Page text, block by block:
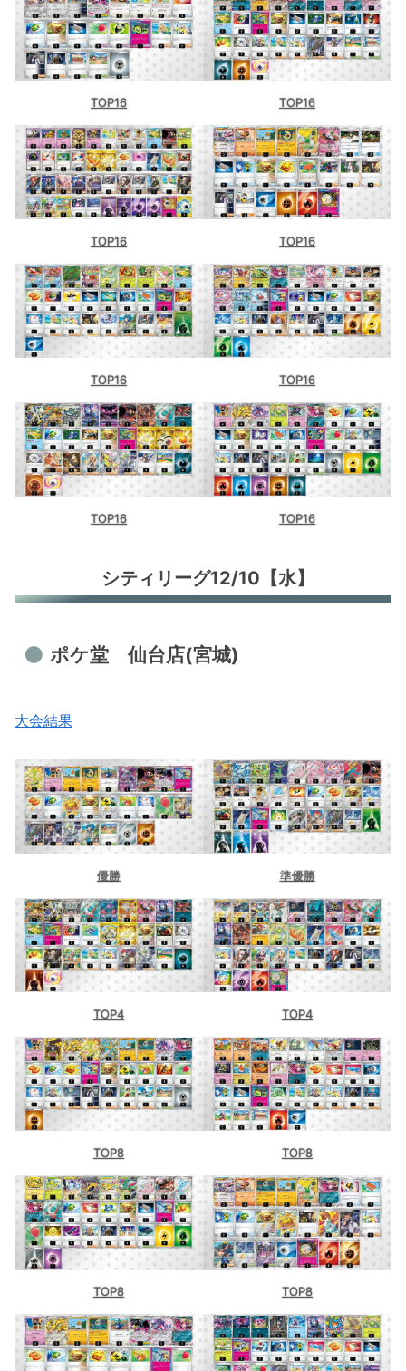
TOP16 TOP16
TOP16 TOP16
TOP16 TOP16
TOP16 TOP16
シティリーグ12/10【水】
ポケ堂 仙台店(宮城)
大会結果
優勝 準優勝
TOP4 TOP4
TOP8 TOP8
TOP8 TOP8